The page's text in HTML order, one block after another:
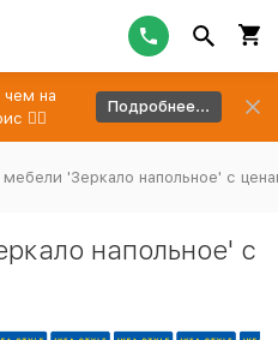
на
👉🏻
Подробнее...
мебели 'Зеркало напольное' с
напольное' с